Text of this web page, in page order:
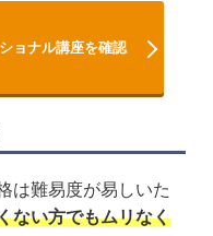
ョナル講座を確認
は難易度が易しいた
ない方でもムリなく